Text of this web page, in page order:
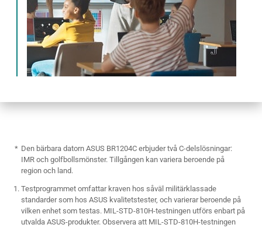
Den bärbara datorn ASUS BR1204C erbjuder två C-delslösningar:
IMR och golfbollsmönster. Tillgången kan variera beroende på
region och land.
Testprogrammet omfattar kraven hos såväl militärklassade
standarder som hos ASUS kvalitetstester, och varierar beroende på
vilken enhet som testas. MIL-STD-810H-testningen utförs enbart på
utvalda ASUS-produkter. Observera att MIL-STD-810H-testningen